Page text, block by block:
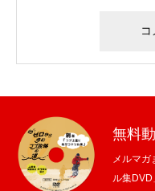
無料
メルマガ
ル集DVD